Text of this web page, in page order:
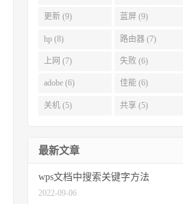
更新 (9) 蓝屏 (9)
hp (8) 路由器 (7)
上网 (7) 失败 (6)
adobe (6) 佳能 (6)
关机 (5) 共享 (5)
最新文章
wps文档中搜索关键字方法
2022-09-06